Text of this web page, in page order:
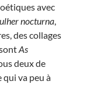
avec
nocturna,
des collages
As
deux de
va peu à